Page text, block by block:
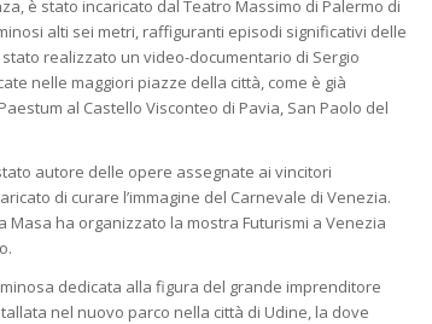
è stato incaricato dal Teatro Massimo di Palermo di
alti sei metri, raffiguranti episodi significativi delle
realizzato un video-documentario di Sergio
nelle maggiori piazze della città, come è già
al Castello Visconteo di Pavia, San Paolo del
autore delle opere assegnate ai vincitori
di curare l’immagine del Carnevale di Venezia.
Masa ha organizzato la mostra Futurismi a Venezia
dedicata alla figura del grande imprenditore
nel nuovo parco nella città di Udine, la dove